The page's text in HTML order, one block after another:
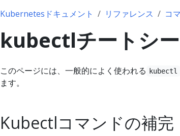
Kubernetesドキュメント リファレンス コ
kubectlチートシ
このページには、一般的によく使われる kubectl
ます。
Kubectlコマンドの補完